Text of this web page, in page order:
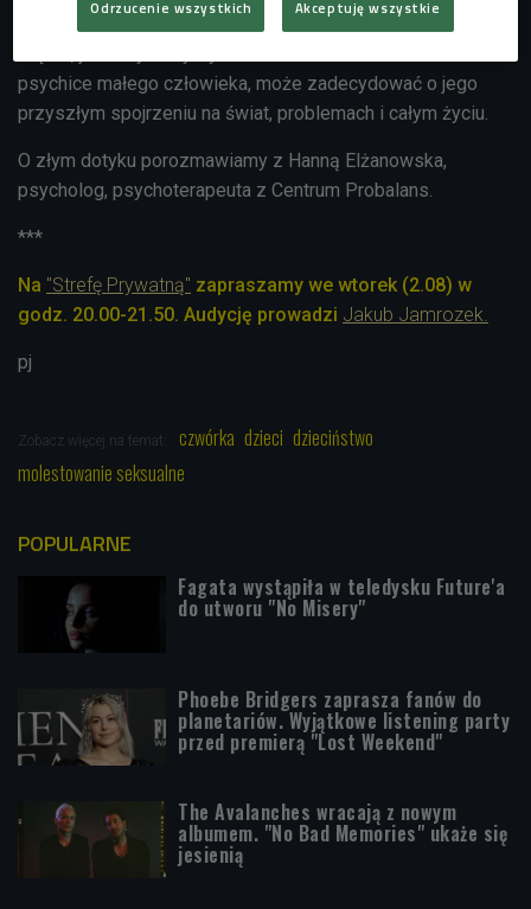
Foto: Glow Images/ East News
psychice małego człowieka, może zadecydować o jego
przyszłym spojrzeniu na świat, problemach i całym życiu.
O złym dotyku porozmawiamy z Hanną Elżanowska,
psycholog, psychoterapeuta z Centrum Probalans.
***
Na "Strefę Prywatną" zapraszamy we wtorek (2.08) w
godz. 20.00-21.50. Audycję prowadzi Jakub Jamrozek.
pj
Zobacz więcej na temat: czwórka dzieci dzieciństwo
molestowanie seksualne
POPULARNE
Fagata wystąpiła w teledysku Future'a
do utworu "No Misery"
Phoebe Bridgers zaprasza fanów do
planetariów. Wyjątkowe listening party
przed premierą "Lost Weekend"
The Avalanches wracają z nowym
albumem. "No Bad Memories" ukaże się
jesienią
Odrzucenie wszystkich Akceptuję wszystkie